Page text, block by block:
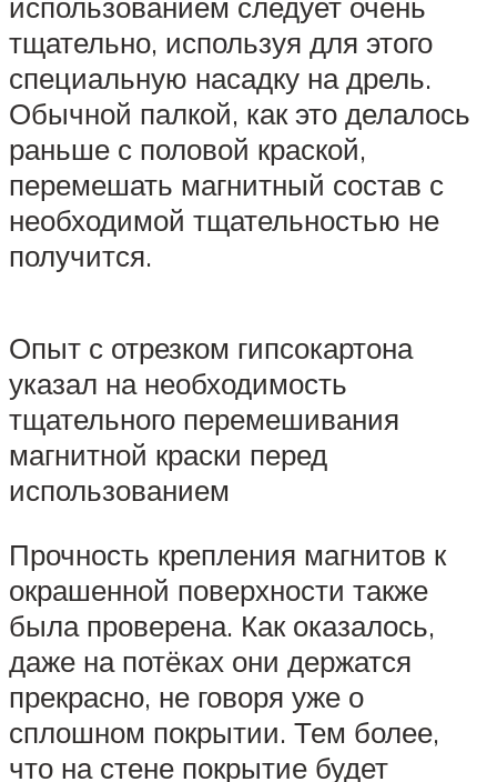
тщательно, используя для этого
специальную насадку на дрель.
Обычной палкой, как это делалось
раньше с половой краской,
перемешать магнитный состав с
необходимой тщательностью не
получится.
Опыт с отрезком гипсокартона
указал на необходимость
тщательного перемешивания
магнитной краски перед
использованием
Прочность крепления магнитов к
окрашенной поверхности также
была проверена. Как оказалось,
даже на потёках они держатся
прекрасно, не говоря уже о
сплошном покрытии. Тем более,
что на стене покрытие будет